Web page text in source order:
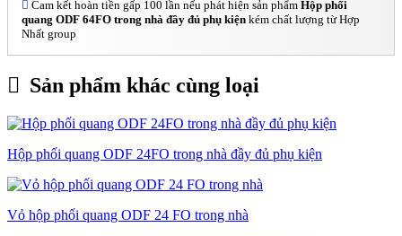
Cam kết hoàn tiền gấp 100 lần nếu phát hiện sản phẩm Hộp phối
quang ODF 64FO trong nhà đầy đủ phụ kiện kém chất lượng từ Hợp
Nhất group
Sản phẩm khác cùng loại
Hộp phối quang ODF 24FO trong nhà đầy đủ phụ kiện
Vỏ hộp phối quang ODF 24 FO trong nhà